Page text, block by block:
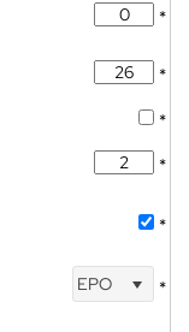
*
*
*
*
*
EPO *